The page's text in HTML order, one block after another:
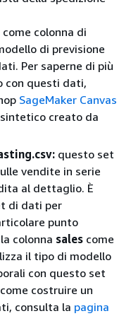
come colonna di
di previsione
Per saperne di più
con questi dati,
SageMaker Canvas
creato da
questo set
vendite in serie
al dettaglio. È
di dati per
punto
colonna sales come
il tipo di modello
con questo set
costruire un
consulta la pagina